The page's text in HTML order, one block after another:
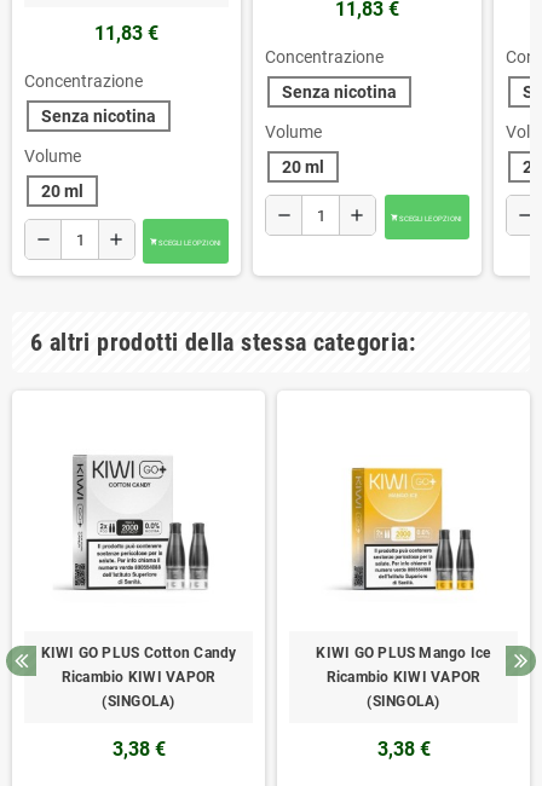
11,83 €
Concentrazione
Senza nicotina
Volume
20 ml
remove add  SCEGLI LE OPZIONI
11,83 €
Concentrazione
Senza nicotina
Volume
20 ml
remove add  SCEGLI LE OPZIONI remove
6 altri prodotti della stessa categoria:
KIWI GO PLUS Cotton Candy
Ricambio KIWI VAPOR
(SINGOLA)
3,38 €
KIWI GO PLUS Mango Ice
Ricambio KIWI VAPOR
(SINGOLA)
3,38 €